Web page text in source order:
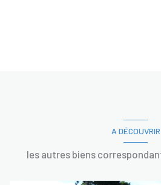
A DÉCOUVRIR
les autres biens